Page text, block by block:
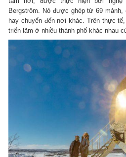
Bergström. Nó được ghép từ 69
hay chuyển đến nơi khác. Trên thực
triển lãm ở nhiều thành phố khác nhau